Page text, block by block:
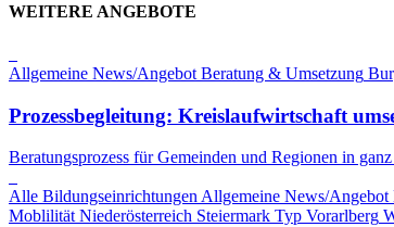
WEITERE ANGEBOTE
Allgemeine News/Angebot Beratung & Umsetzung
Prozessbegleitung: Kreislaufwirtschaft
Beratungsprozess für Gemeinden und Regionen in
Alle Bildungseinrichtungen Allgemeine News/Angebot
Moblilität Niederösterreich Steiermark Typ Vorarlberg